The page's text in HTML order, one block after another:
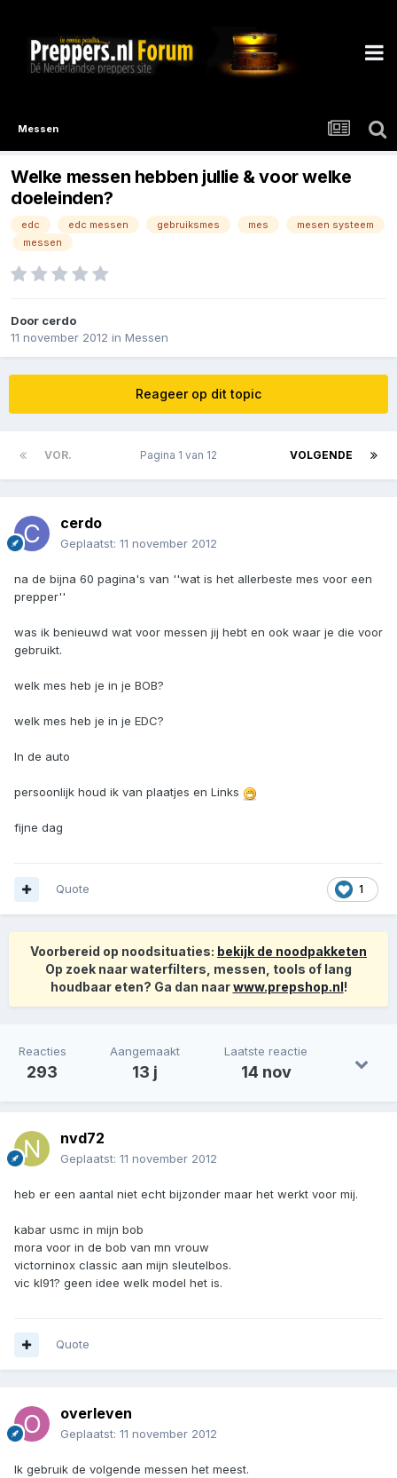
Messen
Welke messen hebben jullie & voor welke
doeleinden?
edc edc messen gebruiksmes mes
mesen systeem
messen
Door cerdo
11 november 2012 in Messen
Reageer op dit topic
VOR. VOLGENDE
Pagina 1 van 12
cerdo
Geplaatst: 11 november 2012
na de bijna 60 pagina's van ''wat is het allerbeste mes voor een
prepper''
was ik benieuwd wat voor messen jij hebt en ook waar je die voor
gebruikt.
welk mes heb je in je BOB?
welk mes heb je in je EDC?
In de auto
persoonlijk houd ik van plaatjes en Links
fijne dag
1
Quote
Voorbereid op noodsituaties: bekijk de noodpakketen
Op zoek naar waterfilters, messen, tools of lang
houdbaar eten? Ga dan naarwww.prepshop.nl!
Reacties
293
Aangemaakt
13 j
Laatste reactie
14 nov
nvd72
Geplaatst: 11 november 2012
heb er een aantal niet echt bijzonder maar het werkt voor mij.
kabar usmc in mijn bob
mora voor in de bob van mn vrouw
victorninox classic aan mijn sleutelbos.
vic kl91? geen idee welk model het is.
Quote
overleven
Geplaatst: 11 november 2012
Ik gebruik de volgende messen het meest.